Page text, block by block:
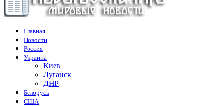
Главная
Новости
Россия
Украина
Киев
Луганск
ДНР
Белорусь
США